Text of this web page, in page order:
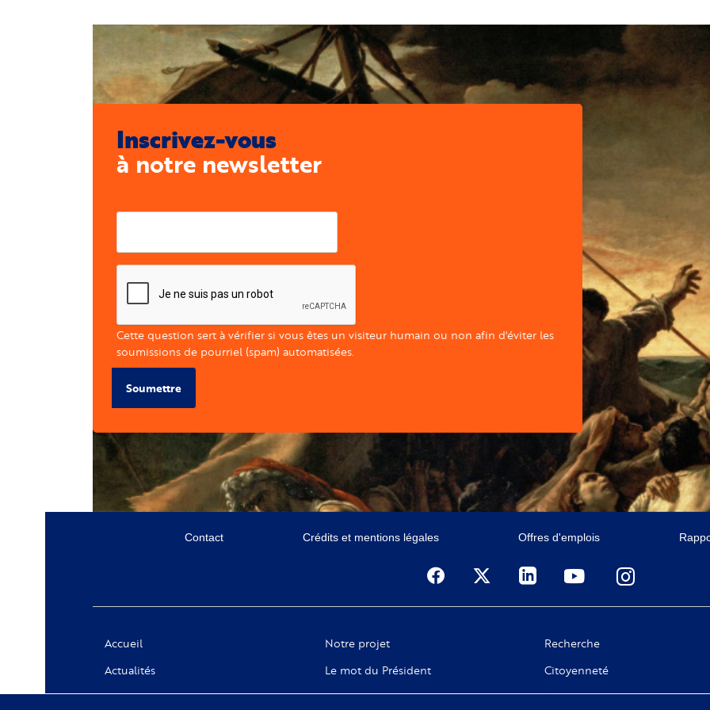
Inscrivez-vous
à notre newsletter
Cette question sert à vérifier si vous êtes un visiteur humain ou non afin d'éviter les
soumissions de pourriel (spam) automatisées.
Soumettre
Contact Crédits et mentions légales Offres d'emplois
Accueil
Actualités
Appels à projets
Notre projet
Le mot du Président
Message de C. Taubira
Recherche
Citoyenneté
Numérique